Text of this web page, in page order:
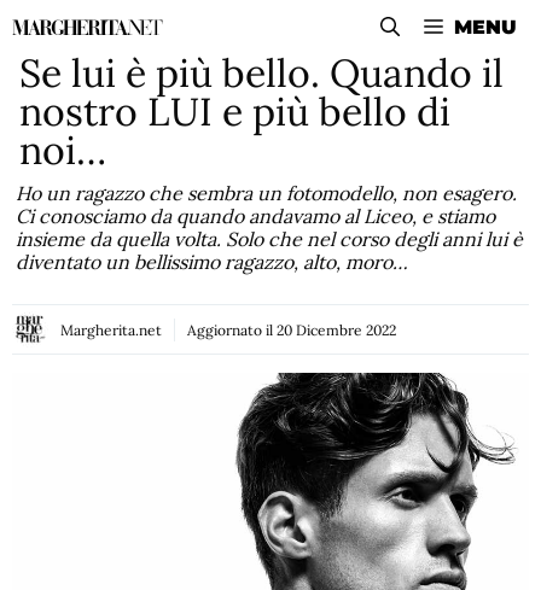
Vai
contenuto
MENU
Se lui è più bello. Quando il
nostro LUI e più bello di
noi…
Ho un ragazzo che sembra un fotomodello, non esagero.
Ci conosciamo da quando andavamo al Liceo, e stiamo
insieme da quella volta. Solo che nel corso degli anni lui è
diventato un bellissimo ragazzo, alto, moro…
Margherita.net Aggiornato il 20 Dicembre 2022